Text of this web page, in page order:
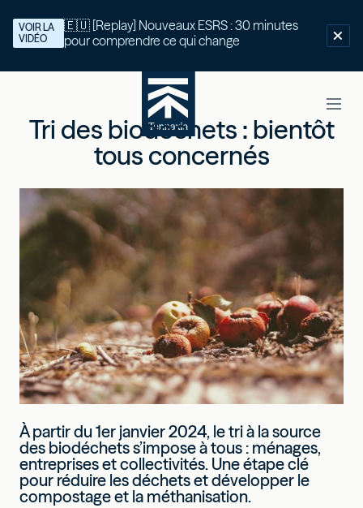
🇪🇺 [Replay] Nouveaux ESRS : 30 minutes
pour comprendre ce qui change
VOIR LA
VIDÉO
Tri des biodéchets : bientôt
tous concernés
À partir du 1er janvier 2024, le tri à la source
des biodéchets s’impose à tous : ménages,
entreprises et collectivités. Une étape clé
pour réduire les déchets et développer le
compostage et la méthanisation.